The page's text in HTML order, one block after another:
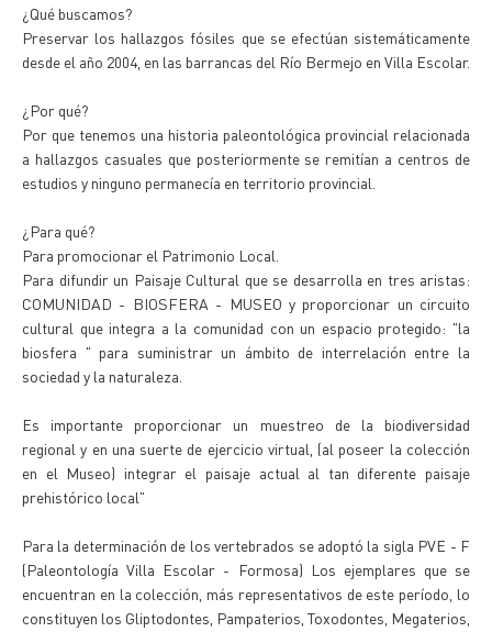
¿Qué buscamos?
Preservar los hallazgos fósiles que se efectúan sistemáticamente
desde el año 2004, en las barrancas del Río Bermejo en Villa Escolar.
¿Por qué?
Por que tenemos una historia paleontológica provincial relacionada
a hallazgos casuales que posteriormente se remitían a centros de
estudios y ninguno permanecía en territorio provincial.
¿Para qué?
Para promocionar el Patrimonio Local.
Para difundir un Paisaje Cultural que se desarrolla en tres aristas:
COMUNIDAD - BIOSFERA - MUSEO y proporcionar un circuito
cultural que integra a la comunidad con un espacio protegido: "la
biosfera " para suministrar un ámbito de interrelación entre la
sociedad y la naturaleza.
Es importante proporcionar un muestreo de la biodiversidad
regional y en una suerte de ejercicio virtual, (al poseer la colección
en el Museo) integrar el paisaje actual al tan diferente paisaje
prehistórico local"
Para la determinación de los vertebrados se adoptó la sigla PVE - F
(Paleontología Villa Escolar - Formosa) Los ejemplares que se
encuentran en la colección, más representativos de este período, lo
constituyen los Gliptodontes, Pampaterios, Toxodontes, Megaterios,